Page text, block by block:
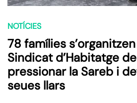
NOTÍCIES
78 famílies
Sindicat d’Habitatge
pressionar la Sareb i
seues llars